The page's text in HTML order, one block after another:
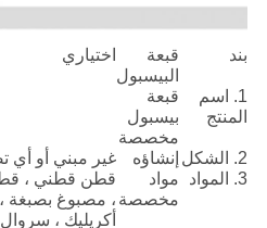
بند
قبعة
البيسبول
اختياري
1. اسم
المنتج
قبعة
بيسبول
مخصصة
2. الشكل
إنشاؤه
غير مبني أو أي
3. المواد
مواد
مخصصة
قطن قطني ،
، مصبوغ بصبغة
أكريليك ،